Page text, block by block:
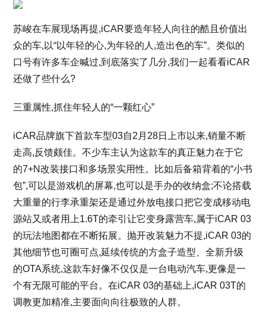
苏峻在车展现场再提,iCAR要造年轻人向往的酷且价值出
众的车,以“以年轻的心,为年轻的人,造出色的车”。类似的
口号有许多车企喊过,到底落实了几分,我们一起看看iCAR
还做了些什么?
三重属性,抓住年轻人的“一颗红心”
iCAR品牌旗下首款车型03自2月28日上市以来,销量不断
走高,反馈颇佳。不少车主认为这款车的真正魅力在于它
的7+N改装接口和多场景实用性。比如后备箱背着的“小书
包”,可以是游戏机的屏幕,也可以是手办的收纳盒;不论搭载
大重量的行李承重架还是通过外放电接口把它变成移动电
源站又或者用上1.6T的牵引让它变身露营车,属于iCAR 03
的玩法地图都在不断拓展。抛开改装魅力不提,iCAR 03的
其他细节也可圈可点,延续传统的方盒子造型、全新升级
的OTA系统,这款车好像不仅仅是一台电动汽车,更像是一
个有无限可能的平台。在iCAR 03的基础上,iCAR 03T的
调教更加精准,主要面向向往极致的人群。